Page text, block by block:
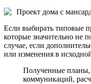
Проект дома с
Если выбирать типовые
которые значительно не
случае, если
или изменения в
Полученные
коммуникаций,